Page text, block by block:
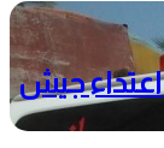
جيش